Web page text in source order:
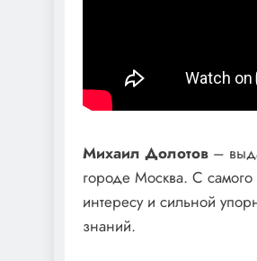
Михаил Долотов –
городе Москва. С самого
интересу и сильной
знаний.